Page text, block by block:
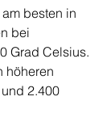
besten in
bei
Grad Celsius.
höheren
2.400